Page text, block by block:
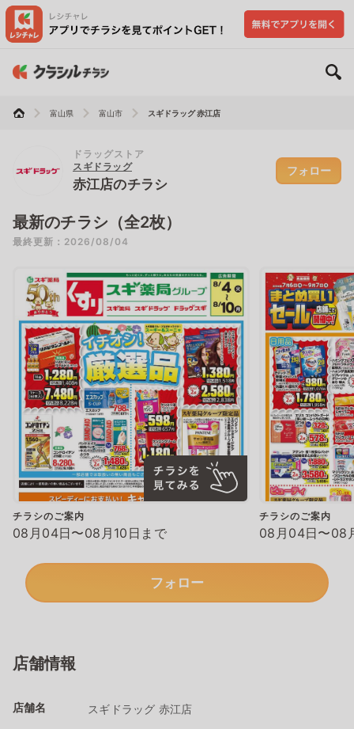
富山県 富山市 スギドラッグ 赤江店
ドラッグストア
スギドラッグ
赤江店のチラシ
フォロー
最新のチラシ（全2枚）
最終更新：2026/08/04
チラシのご案内
08月04日〜08月10日まで
チラシのご案内
08月04日〜08
フォロー
店舗情報
店舗名 スギドラッグ 赤江店